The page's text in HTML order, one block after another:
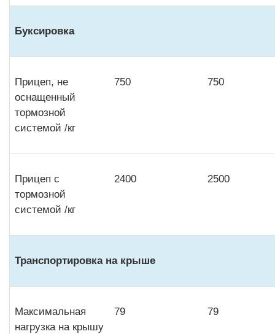
Буксировка
Прицеп, не
оснащенный
тормозной
системой /кг
750 750
Прицеп с
тормозной
системой /кг
2400 2500
Транспортировка на крыше
Максимальная
нагрузка на крышу
79 79